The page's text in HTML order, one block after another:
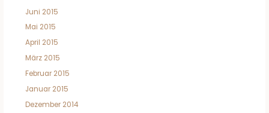
Juni 2015
Mai 2015
April 2015
März 2015
Februar 2015
Januar 2015
Dezember 2014